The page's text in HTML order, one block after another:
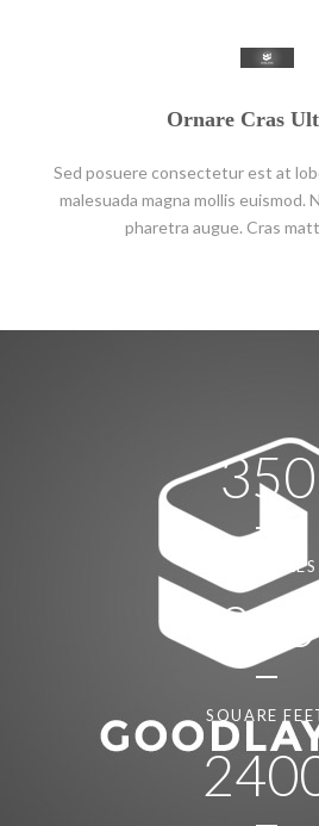
Ornare Cras
Sed posuere consectetur est at
malesuada magna mollis euismod.
pharetra augue. Cras
350
EMPLOYEES
SQUARE